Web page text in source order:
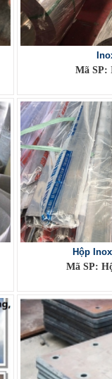
Mã SP:
Hộp
Mã SP: